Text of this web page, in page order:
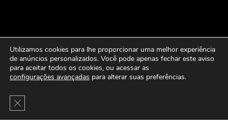
Utilizamos cookies para lhe proporcionar uma melhor experiência
de anúncios personalizados. Você pode apenas fechar este aviso
para aceitar todos os cookies, ou acessar as
configurações avançadas para alterar suas preferências.
Close GDPR Cookie Banner